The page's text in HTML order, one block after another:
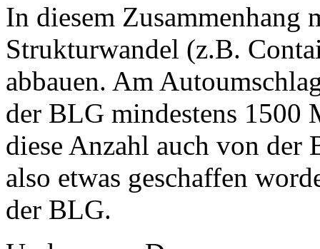
In diesem Zusammenhang
Strukturwandel (z.B.
abbauen. Am
der BLG mindestens 1500
diese Anzahl auch von
also etwas geschaffen
der BLG.